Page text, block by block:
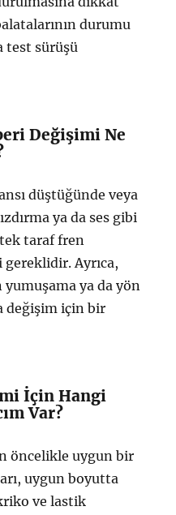
durumu
test sürüşü
Değişimi Ne
düştüğünde veya
ya da ses gibi
taraf fren
Ayrıca,
yumuşama ya da yön
değişim için bir
İçin Hangi
Var?
öncelikle uygun bir
uygun boyutta
ve lastik